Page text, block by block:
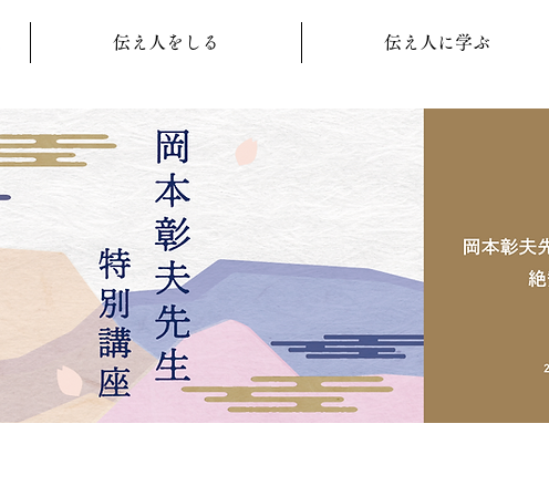
伝え人をしる 伝え人に学ぶ